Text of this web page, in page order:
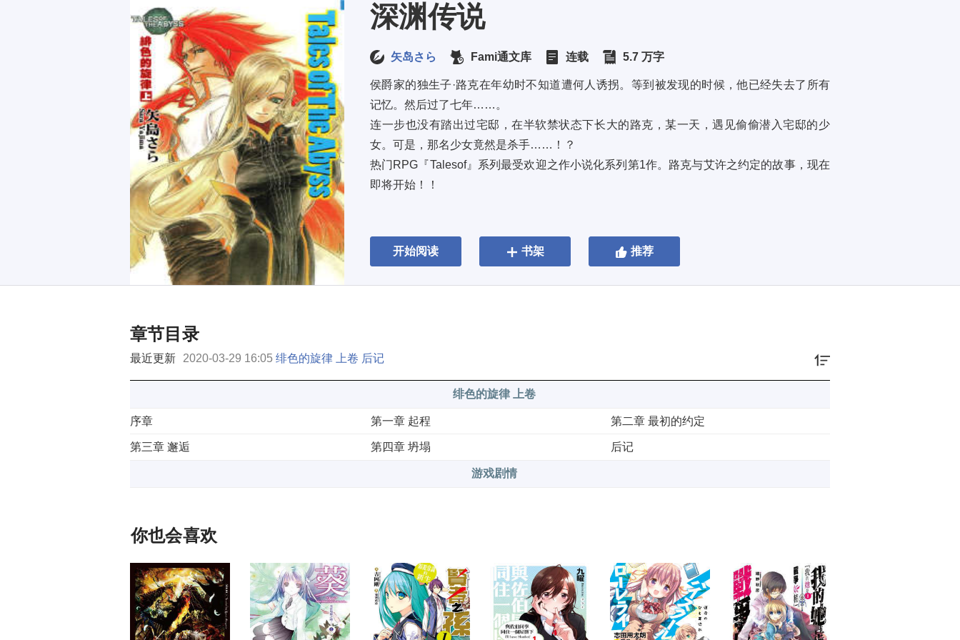
深渊传说
矢岛さら Fami通文库 连载 5.7 万字
侯爵家的独生子·路克在年幼时不知道遭何人诱拐。等到被发现的时候，他已经失去了所有
记忆。然后过了七年……。
连一步也没有踏出过宅邸，在半软禁状态下长大的路克，某一天，遇见偷偷潜入宅邸的少
女。可是，那名少女竟然是杀手……！？
热门RPG『Talesof』系列最受欢迎之作小说化系列第1作。路克与艾许之约定的故事，现在
即将开始！！
开始阅读 书架 推荐
章节目录
最近更新 2020-03-29 16:05 绯色的旋律 上卷 后记
绯色的旋律 上卷
序章 第一章 起程 第二章 最初的约定
第三章 邂逅 第四章 坍塌 后记
游戏剧情
你也会喜欢